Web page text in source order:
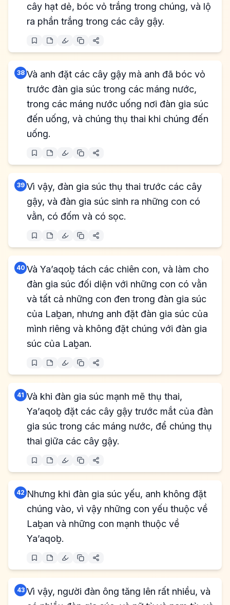
cây hạt dẻ, bóc vỏ trắng trong chúng, và lộ
ra phần trắng trong các cây gậy.
38 Và anh đặt các cây gậy mà anh đã bóc vỏ
trước đàn gia súc trong các máng nước,
trong các máng nước uống nơi đàn gia súc
đến uống, và chúng thụ thai khi chúng đến
uống.
39 Vì vậy, đàn gia súc thụ thai trước các cây
gậy, và đàn gia súc sinh ra những con có
vằn, có đốm và có sọc.
40 Và Ya’aqoḇ tách các chiên con, và làm cho
đàn gia súc đối diện với những con có vằn
và tất cả những con đen trong đàn gia súc
của Laḇan, nhưng anh đặt đàn gia súc của
mình riêng và không đặt chúng với đàn gia
súc của Laḇan.
41 Và khi đàn gia súc mạnh mẽ thụ thai,
Ya’aqoḇ đặt các cây gậy trước mắt của đàn
gia súc trong các máng nước, để chúng thụ
thai giữa các cây gậy.
42 Nhưng khi đàn gia súc yếu, anh không đặt
chúng vào, vì vậy những con yếu thuộc về
Laḇan và những con mạnh thuộc về
Ya’aqoḇ.
43 Vì vậy, người đàn ông tăng lên rất nhiều, và